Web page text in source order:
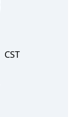
CST